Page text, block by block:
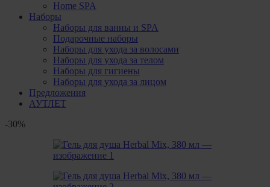
Home SPA
Наборы
Наборы для ванны и SPA
Подарочные наборы
Наборы для ухода за волосами
Наборы для ухода за телом
Наборы для гигиены
Наборы для ухода за лицом
Предложения
АУТЛЕТ
-30%